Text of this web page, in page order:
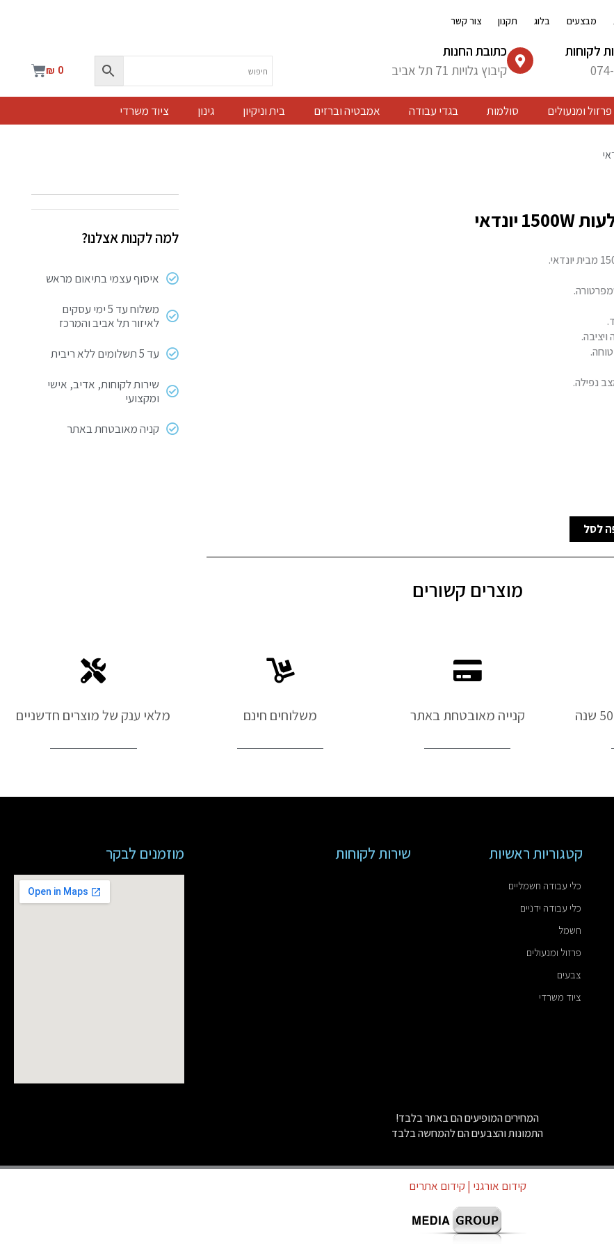
מבצעים בלוג תקנון צור קשר
לקוחות
כתובת החנות
קיבוץ גלויות 71 תל אביב
₪ 0
עגלת
פרזול ומנעולים סולמות בגדי עבודה אמבטיה וברזים בית וניקיון גינון ציוד משרדי
נפילה.
לסל
למה לקנות אצלנו?
איסוף עצמי בתיאום מראש
משלוח עד 5 ימי עסקים
לאיזור תל אביב והמרכז
עד 5 תשלומים ללא ריבית
שירות לקוחות, אדיב, אישי
ומקצועי
קניה מאובטחת באתר
מוצרים קשורים
קנייה מאובטחת באתר משלוחים חינם מלאי ענק של מוצרים חדשניים
קטגוריות ראשיות
כלי עבודה חשמליים
כלי עבודה ידניים
חשמל
פרזול ומנעולים
צבעים
ציוד משרדי
שירות לקוחות מוזמנים לבקר
המחירים המופיעים הם באתר בלבד!
התמונות והצבעים הם להמחשה בלבד
קידום אורגני | קידום אתרים